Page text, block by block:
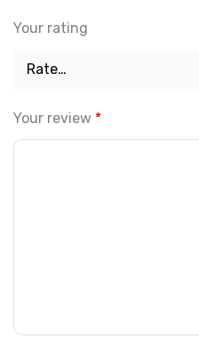
Your rating
Your review *